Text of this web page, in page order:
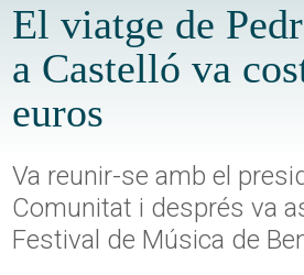
El viatge de
a Castelló va
euros
Va reunir-se amb el
Comunitat i després va
Festival de Música de